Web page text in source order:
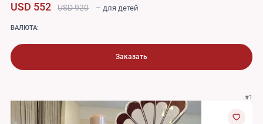
USD 552 USD 920 – для детей
ВАЛЮТА:
Заказать
#1